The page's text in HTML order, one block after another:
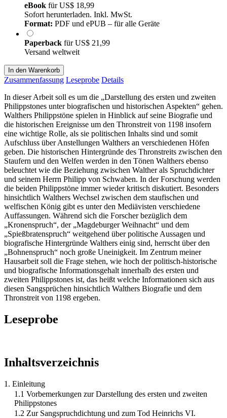
eBook fürUS$ 18,99
Sofort herunterladen. Inkl. MwSt.
Format: PDF und ePUB – für alle Geräte
Paperback fürUS$ 21,99
Versand weltweit
In den Warenkorb
Zusammenfassung Leseprobe Details
In dieser Arbeit soll es um die „Darstellung des ersten und zweiten
Philippstones unter biografischen und historischen Aspekten“ gehen.
Walthers Philippstöne spielen in Hinblick auf seine Biografie und
die historischen Ereignisse um den Thronstreit von 1198 insofern
eine wichtige Rolle, als sie politischen Inhalts sind und somit
Aufschluss über Anstellungen Walthers an verschiedenen Höfen
geben. Die historischen Hintergründe des Thronstreits zwischen den
Staufern und den Welfen werden in den Tönen Walthers ebenso
beleuchtet wie die Beziehung zwischen Walther als Spruchdichter
und seinem Herrn Philipp von Schwaben. In der Forschung werden
die beiden Philippstöne immer wieder kritisch diskutiert. Besonders
hinsichtlich Walthers Wechsel zwischen dem staufischen und
welfischen König gibt es unter den Mediävisten verschiedene
Auffassungen. Während sich die Forscher bezüglich dem
„Kronenspruch“, der „Magdeburger Weihnacht“ und dem
„Spießbratenspruch“ weitgehend über politische Aussagen und
biografische Hintergründe Walthers einig sind, herrscht über den
„Bohnenspruch“ noch große Uneinigkeit. Im Zentrum meiner
Hausarbeit soll die Frage stehen, wie hoch der politisch-historische
und biografische Informationsgehalt innerhalb des ersten und
zweiten Philippstones ist, das heißt welche Informationen sich aus
diesen Sangsprüchen hinsichtlich Walthers Biografie und dem
Thronstreit von 1198 ergeben.
Leseprobe
Inhaltsverzeichnis
1. Einleitung
1.1 Vorbemerkungen zur Darstellung des ersten und zweiten
Philippstones
1.2 Zur Sangspruchdichtung und zum Tod Heinrichs VI.